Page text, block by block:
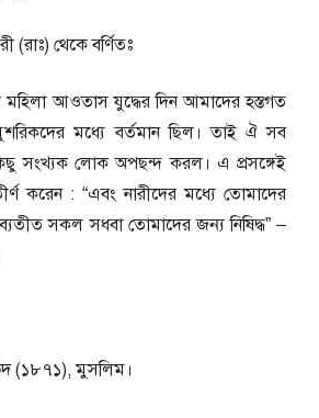
থেকে বর্ণিতঃ
আওতাস যুদ্ধের দিন আমাদের হস্তগত
মধ্যে বর্তমান ছিল। তাই ঐ সব
সংখ্যক লোক অপছন্দ করল। এ প্রসঙ্গেই
করেন : “এবং নারীদের মধ্যে তোমাদের
সকল সধবা তোমাদের জন্য নিষিদ্ধ” –
(১৮৭১), মুসলিম।